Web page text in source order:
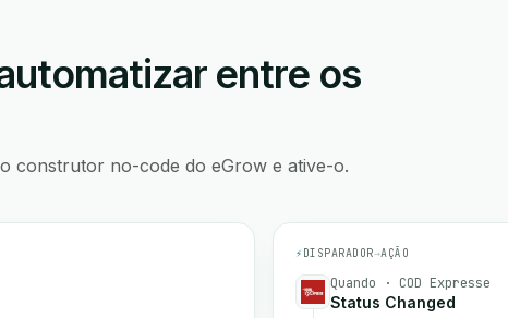
entre os
construtor no-code do eGrow e ative-o.
⚡ DISPARADOR→AÇÃO
Quando · COD Expresse
Status Changed